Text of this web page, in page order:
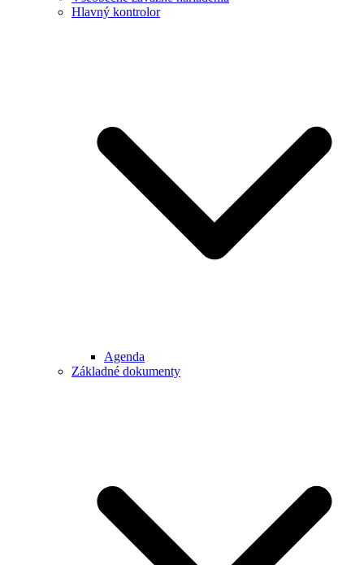
Hlavný kontrolor
Agenda
Základné dokumenty